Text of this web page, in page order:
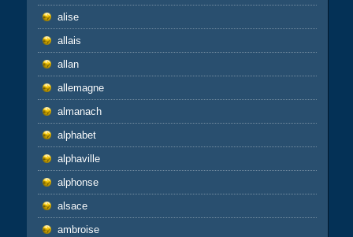
alise
allais
allan
allemagne
almanach
alphabet
alphaville
alphonse
alsace
ambroise